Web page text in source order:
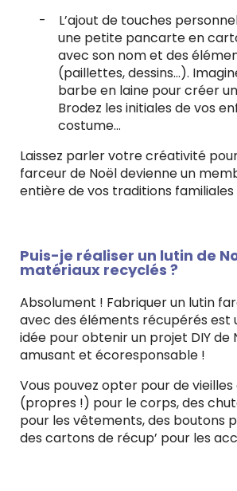
-
L’ajout de touches
une petite pancarte en
avec son nom et des
(paillettes, dessins…).
barbe en laine pour créer
Brodez les initiales de vos
costume…
Laissez parler votre créativité
farceur de Noël devienne un
entière de vos traditions familiales
Puis-je réaliser un lutin de
matériaux recyclés ?
Absolument ! Fabriquer un lutin
avec des éléments récupérés est
idée pour obtenir un projet DIY de
amusant et écoresponsable !
Vous pouvez opter pour de
(propres !) pour le corps, des
pour les vêtements, des boutons
des cartons de récup’ pour les